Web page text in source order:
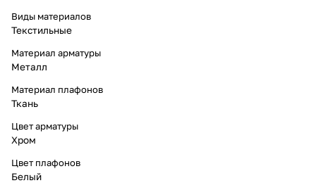
Виды материалов
Текстильные
Материал арматуры
Металл
Материал плафонов
Ткань
Цвет арматуры
Хром
Цвет плафонов
Белый